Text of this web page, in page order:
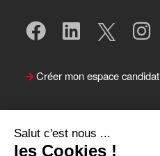
Salut c'est nous ...
les Cookies !
Créer mon espace candidat